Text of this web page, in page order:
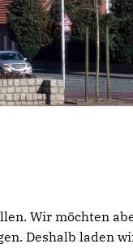
Wir möchten
Deshalb laden